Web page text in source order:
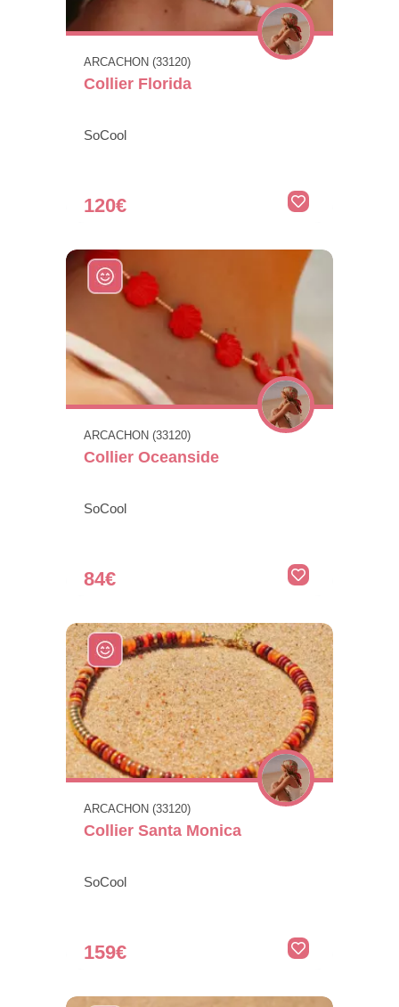
ARCACHON (33120)
Collier Florida
SoCool
120€
ARCACHON (33120)
Collier Oceanside
SoCool
84€
ARCACHON (33120)
Collier Santa Monica
SoCool
159€